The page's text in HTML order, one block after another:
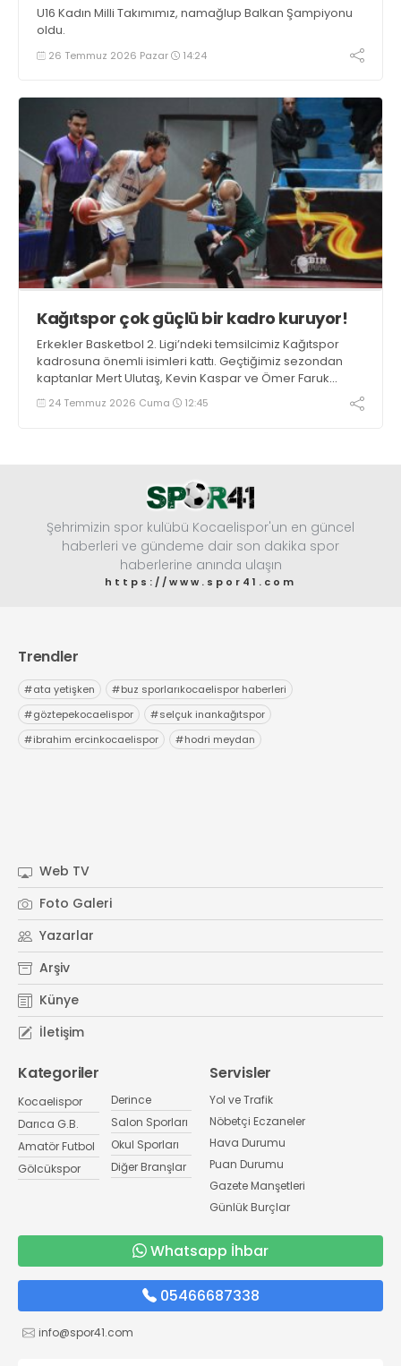
U16 Kadın Milli Takımımız, namağlup Balkan Şampiyonu
oldu.
26 Temmuz 2026 Pazar 14:24
Kağıtspor çok güçlü bir kadro kuruyor!
Erkekler Basketbol 2. Ligi’ndeki temsilcimiz Kağıtspor
kadrosuna önemli isimleri kattı. Geçtiğimiz sezondan
kaptanlar Mert Ulutaş, Kevin Kaspar ve Ömer Faruk
Ermat ile yola devam edildi. Takıma 3 oyuncu daha
eklenecek.
24 Temmuz 2026 Cuma 12:45
Şehrimizin spor kulübü Kocaelispor'un en güncel
haberleri ve gündeme dair son dakika spor
haberlerine anında ulaşın
https://www.spor41.com
Trendler
#ata yetişken #buz sporlarıkocaelispor haberleri
#göztepekocaelispor #selçuk inankağıtspor
#ibrahim ercinkocaelispor #hodri meydan
Web TV
Foto Galeri
Yazarlar
Arşiv
Künye
İletişim
Kategoriler
Kocaelispor
Darıca G.B.
Amatör Futbol
Gölcükspor
Derince
Salon Sporları
Okul Sporları
Diğer Branşlar
Servisler
Yol ve Trafik
Nöbetçi Eczaneler
Hava Durumu
Puan Durumu
Gazete Manşetleri
Günlük Burçlar
Whatsapp İhbar
05466687338
info@spor41.com